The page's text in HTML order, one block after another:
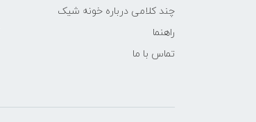
چند کلامی درباره خونه شیک
راهنما
تماس با ما